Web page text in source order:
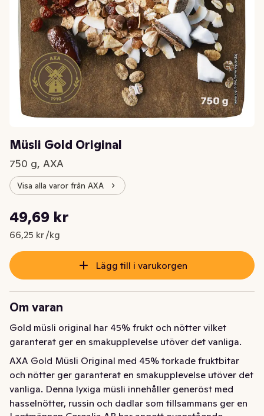
Müsli Gold Original
750 g, AXA
Visa alla varor från AXA
Nuvarande pris är: 49,69 kr
49,69 kr
66,25 kr /kg
Styckpris: 66,25 kr /kg
Lägg till i varukorgen
Om varan
Gold müsli original har 45% frukt och nötter vilket
garanterat ger en smakupplevelse utöver det vanliga.
AXA Gold Müsli Original med 45% torkade fruktbitar
och nötter ger garanterat en smakupplevelse utöver det
vanliga. Denna lyxiga müsli innehåller generöst med
hasselnötter, russin och dadlar som tillsammans ger en